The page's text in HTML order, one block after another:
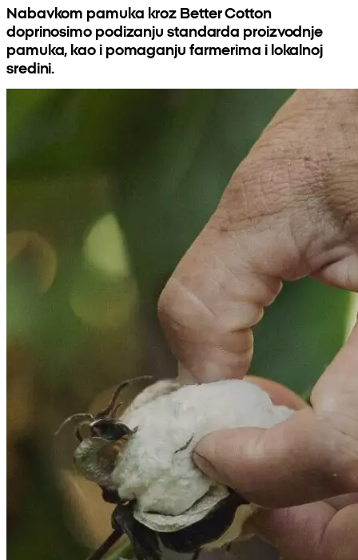
Nabavkom pamuka kroz Better Cotton
doprinosimo podizanju standarda proizvodnje
pamuka, kao i pomaganju farmerima i lokalnoj
sredini.